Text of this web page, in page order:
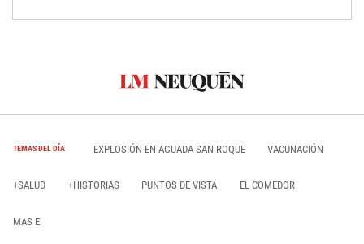
TEMAS DEL DÍA EXPLOSIÓN EN AGUADA SAN ROQUE VACUNACIÓN
+SALUD +HISTORIAS PUNTOS DE VISTA EL COMEDOR
MAS E